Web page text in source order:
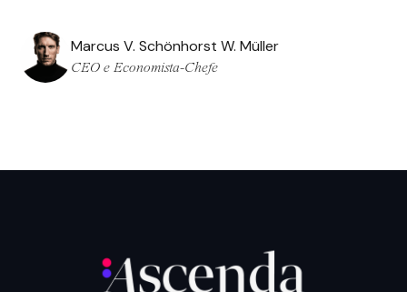
Marcus V. Schönhorst W. Müller
CEO e Economista-Chefe